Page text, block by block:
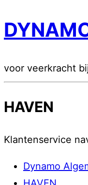
voor veerkracht
HAVEN
Klantenservice
Dynamo